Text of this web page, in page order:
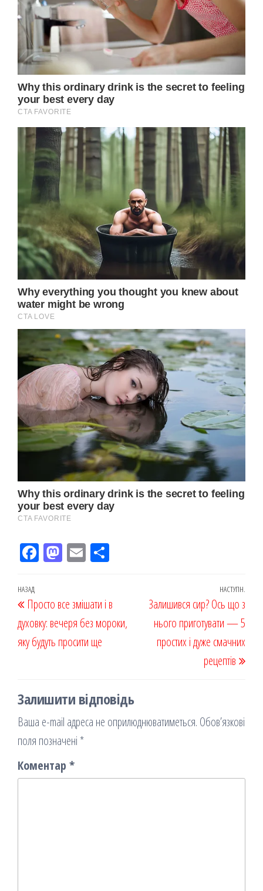
Fac
k
M
on
Em
ис
я
Навігація
записів
Попередній
запис
НАЗАД
Просто все змішати і в
духовку: вечеря без мороки,
яку будуть просити ще
НАСТУПН.
Залишився сир? Ось що з
нього приготувати — 5
простих і дуже смачних
рецептів
Залишити відповідь
Ваша e-mail адреса не оприлюднюватиметься. Обов’язкові
поля позначені *
Коментар *